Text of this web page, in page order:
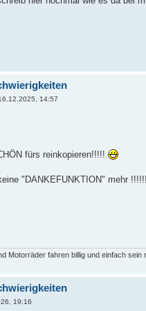
14:57
fürs reinkopieren!!!!!
"DANKEFUNKTION" mehr
Motorräder fahren billig und einfach sein
19:16